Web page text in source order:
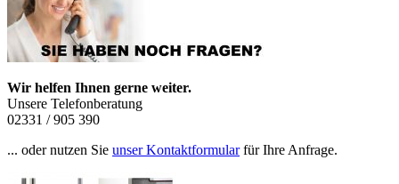
Wir helfen Ihnen gerne weiter.
Unsere Telefonberatung
02331 / 905 390
... oder nutzen Sie unser Kontaktformularfür Ihre Anfrage.